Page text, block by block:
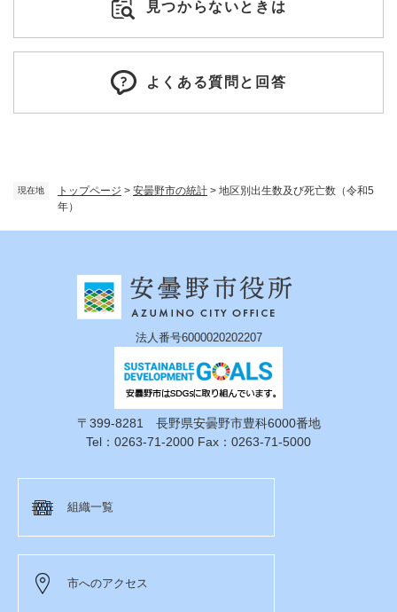
現在地 トップページ > 安曇野市の統計 > 地区別出生数及び死亡数（令和5
年）
見つからないときは
よくある質問と回答
法人番号6000020202207
〒399-8281 長野県安曇野市豊科6000番地
Tel：0263-71-2000 Fax：0263-71-5000
組織一覧
市へのアクセス